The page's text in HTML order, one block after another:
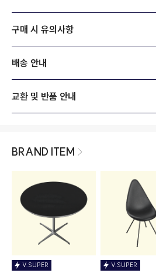
구매 시 유의사항
배송 안내
교환 및 반품 안내
BRAND ITEM
V.SUPER
V.SUPER